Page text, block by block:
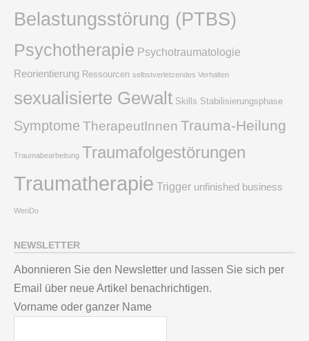
Belastungsstörung (PTBS)
Psychotherapie Psychotraumatologie
Reorientierung Ressourcen selbstverletzendes Verhalten
sexualisierte Gewalt Skills Stabilisierungsphase
Symptome TherapeutInnen Trauma-Heilung
Traumabearbeitung Traumafolgestörungen
Traumatherapie Trigger unfinished business
WenDo
NEWSLETTER
Abonnieren Sie den Newsletter und lassen Sie sich per
Email über neue Artikel benachrichtigen.
Vorname oder ganzer Name